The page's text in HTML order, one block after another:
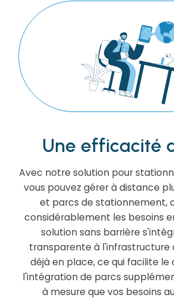
Une efficacité
Avec notre solution pour
vous pouvez gérer à distance
et parcs de stationnement,
considérablement les besoins
solution sans barrière
transparente à l'infrastructure
déjà en place, ce qui facilite
l'intégration de parcs
à mesure que vos besoins